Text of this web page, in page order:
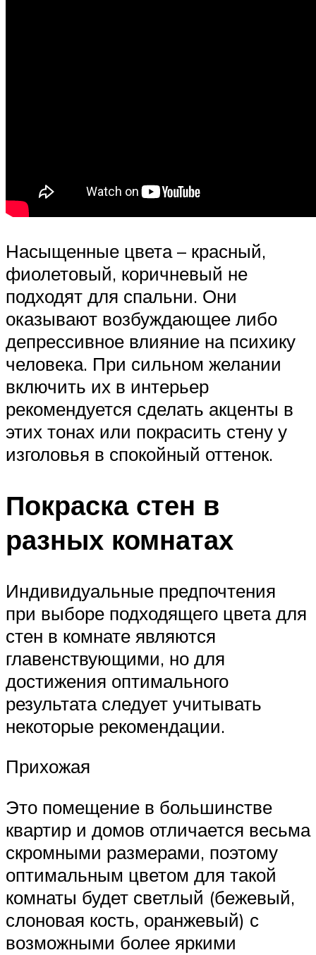
Насыщенные цвета – красный,
фиолетовый, коричневый не
подходят для спальни. Они
оказывают возбуждающее либо
депрессивное влияние на психику
человека. При сильном желании
включить их в интерьер
рекомендуется сделать акценты в
этих тонах или покрасить стену у
изголовья в спокойный оттенок.
Покраска стен в
разных комнатах
Индивидуальные предпочтения
при выборе подходящего цвета для
стен в комнате являются
главенствующими, но для
достижения оптимального
результата следует учитывать
некоторые рекомендации.
Прихожая
Это помещение в большинстве
квартир и домов отличается весьма
скромными размерами, поэтому
оптимальным цветом для такой
комнаты будет светлый (бежевый,
слоновая кость, оранжевый) с
возможными более яркими